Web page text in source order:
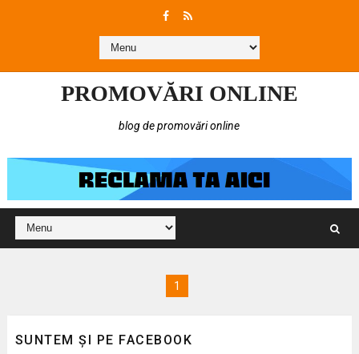
PROMOVĂRI ONLINE
blog de promovări online
1
SUNTEM ȘI PE FACEBOOK